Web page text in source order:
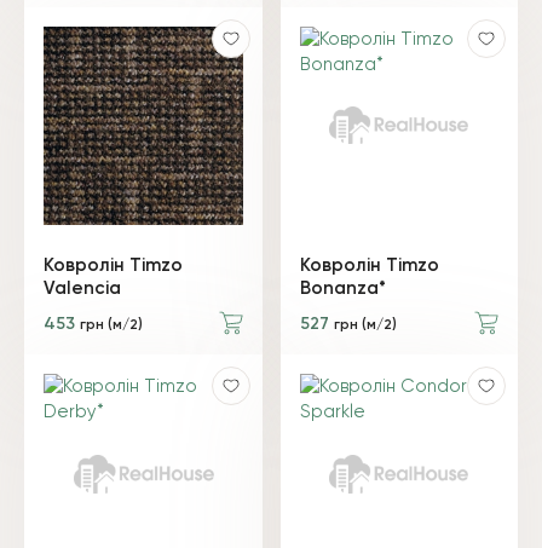
Ковролін Timzo
Valencia
453 грн (м/2)
Ковролін Timzo
Bonanza*
527 грн (м/2)